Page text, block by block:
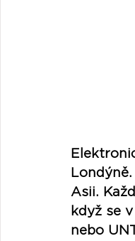
Asii.
když se
nebo